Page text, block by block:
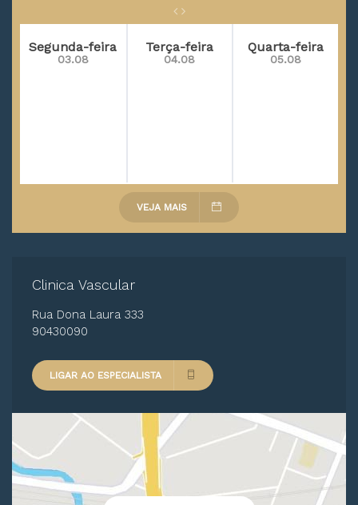
Segunda-feira
03.08
Terça-feira
04.08
Quarta-feira
05.08
VEJA MAIS
Clinica Vascular
Rua Dona Laura 333
90430090
LIGAR AO ESPECIALISTA